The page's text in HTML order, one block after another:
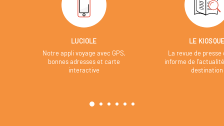
LUCIOLE
Notre appli voyage avec GPS,
bonnes adresses et carte
interactive
LE
La revue de presse
informe de
destination